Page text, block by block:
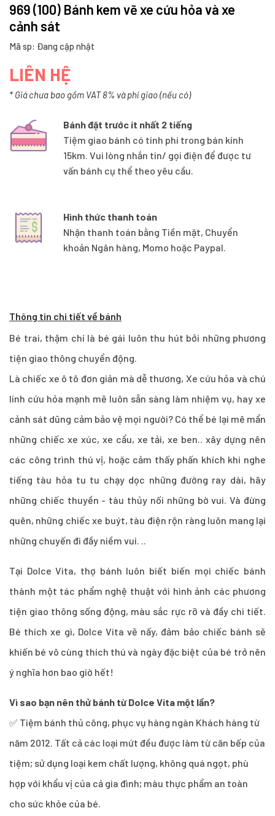
969 (100) Bánh kem vẽ xe cứu hỏa và xe
cảnh sát
Mã sp: Đang cập nhật
LIÊN HỆ
* Giá chưa bao gồm VAT 8% và phí giao (nếu có)
Bánh đặt trước ít nhất 2 tiếng
Tiệm giao bánh có tính phí trong bán kính
15km. Vui lòng nhắn tin/ gọi điện để được tư
vấn bánh cụ thể theo yêu cầu.
Hình thức thanh toán
Nhận thanh toán bằng Tiền mặt, Chuyển
khoản Ngân hàng, Momo hoặc Paypal.
Thông tin chi tiết về bánh
Bé trai, thậm chí là bé gái luôn thu hút bởi những phương
tiện giao thông chuyển động.
Là chiếc xe ô tô đơn giản mà dễ thương, Xe cứu hỏa và chú
lính cứu hỏa mạnh mẽ luôn sẵn sàng làm nhiệm vụ, hay xe
cảnh sát dũng cảm bảo vệ mọi người? Có thể bé lại mê mẩn
những chiếc xe xúc, xe cẩu, xe tải, xe ben.. xây dựng nên
các công trình thú vị, hoặc cảm thấy phấn khích khi nghe
tiếng tàu hỏa tu tu chạy dọc những đường ray dài, hãy
những chiếc thuyền - tàu thủy nối những bờ vui. Và đừng
quên, những chiếc xe buýt, tàu điện rộn ràng luôn mang lại
những chuyến đi đầy niềm vui. ..
Tại Dolce Vita, thợ bánh luôn biết biến mọi chiếc bánh
thành một tác phẩm nghệ thuật với hình ảnh các phương
tiện giao thông sống động, màu sắc rực rỡ và đầy chi tiết.
Bé thích xe gì, Dolce Vita vẽ nấy, đảm bảo chiếc bánh sẽ
khiến bé vô cùng thích thú và ngày đặc biệt của bé trở nên
ý nghĩa hơn bao giờ hết!
Vì sao bạn nên thử bánh từ Dolce Vita một lần?
✅ Tiệm bánh thủ công, phục vụ hàng ngàn Khách hàng từ
năm 2012. Tất cả các loại mứt đều được làm từ căn bếp của
tiệm; sử dụng loại kem chất lượng, không quá ngọt, phù
hợp với khẩu vị của cả gia đình; màu thực phẩm an toàn
cho sức khỏe của bé.